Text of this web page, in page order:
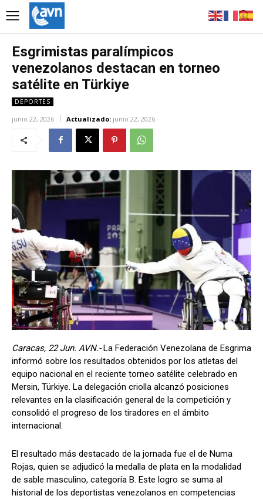
Esgrimistas paralímpicos
venezolanos destacan en torneo
satélite en Türkiye
DEPORTES
junio 22, 2026 Actualizado: junio 22, 2026
Caracas, 22 Jun. AVN.-La Federación Venezolana de Esgrima
informó sobre los resultados obtenidos por los atletas del
equipo nacional en el reciente torneo satélite celebrado en
Mersin, Türkiye. La delegación criolla alcanzó posiciones
relevantes en la clasificación general de la competición y
consolidó el progreso de los tiradores en el ámbito
internacional.
El resultado más destacado de la jornada fue el de Numa
Rojas, quien se adjudicó la medalla de plata en la modalidad
de sable masculino, categoría B. Este logro se suma al
historial de los deportistas venezolanos en competencias